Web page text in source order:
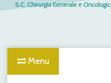
S.C. Chirurgia Generale e
Menu